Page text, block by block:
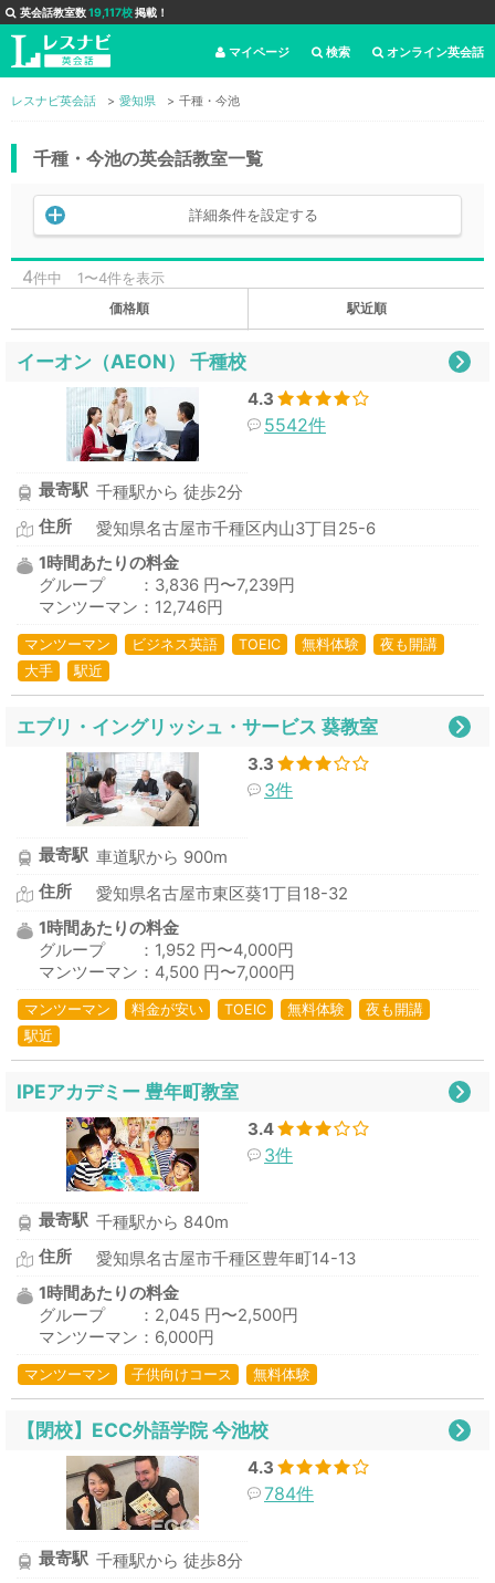
英会話教室数19,117校掲載！
オンライン英会話
検索
マイページ
レスナビ英会話 愛知県 千種・今池
千種・今池の英会話教室一覧
詳細条件を設定する
4件中 1〜4件を表示
価格順 駅近順
イーオン（AEON） 千種校
4.3
5542件
最寄駅 千種駅から 徒歩2分
住所
愛知県名古屋市千種区内山3丁目25-6
1時間あたりの料金
グループ ：3,836 円〜7,239円
マンツーマン：12,746円
マンツーマン ビジネス英語 TOEIC 無料体験
夜も開講
大手
駅近
エブリ・イングリッシュ・サービス 葵教室
3.3
3件
最寄駅 車道駅から 900m
住所
愛知県名古屋市東区葵1丁目18-32
1時間あたりの料金
グループ ：1,952 円〜4,000円
マンツーマン：4,500 円〜7,000円
マンツーマン 料金が安い TOEIC 無料体験
夜も開講
駅近
IPEアカデミー 豊年町教室
3.4
3件
最寄駅 千種駅から 840m
住所
愛知県名古屋市千種区豊年町14-13
1時間あたりの料金
グループ ：2,045 円〜2,500円
マンツーマン：6,000円
マンツーマン 子供向けコース 無料体験
【閉校】ECC外語学院 今池校
4.3
784件
最寄駅 千種駅から 徒歩8分